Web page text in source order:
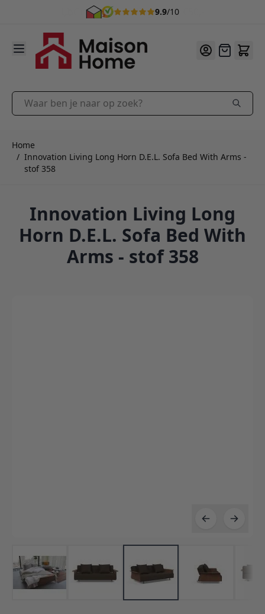
9.9/10
Ga naar de inhoud
Offerte
Waar ben je naar op zoek?
Home
/ Innovation Living Long Horn D.E.L. Sofa Bed With Arms -
stof 358
Innovation Living Long
Horn D.E.L. Sofa Bed With
Arms - stof 358